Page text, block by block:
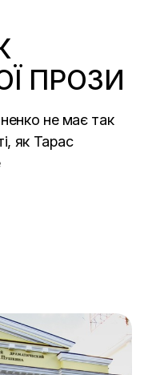
ПРОЗИ
не має так
як Тарас